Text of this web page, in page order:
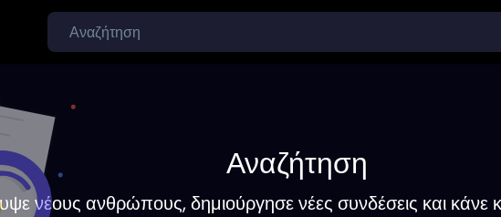
Αναζήτηση
νέους ανθρώπους, δημιούργησε νέες συνδέσεις και κάνε